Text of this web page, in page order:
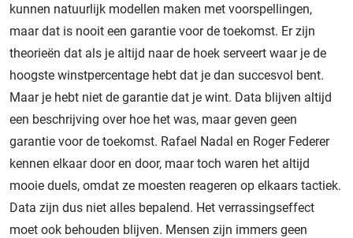
kunnen natuurlijk modellen maken met voorspellingen,
maar dat is nooit een garantie voor de toekomst. Er zijn
theorieën dat als je altijd naar de hoek serveert waar je de
hoogste winstpercentage hebt dat je dan succesvol bent.
Maar je hebt niet de garantie dat je wint. Data blijven altijd
een beschrijving over hoe het was, maar geven geen
garantie voor de toekomst. Rafael Nadal en Roger Federer
kennen elkaar door en door, maar toch waren het altijd
mooie duels, omdat ze moesten reageren op elkaars tactiek.
Data zijn dus niet alles bepalend. Het verrassingseffect
moet ook behouden blijven. Mensen zijn immers geen